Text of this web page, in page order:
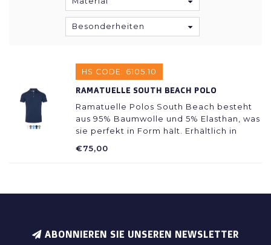
Besonderheiten
HS CODE: 6105.10
RAMATUELLE SOUTH BEACH POLO
Ramatuelle Polos South Beach besteht
aus 95% Baumwolle und 5% Elasthan, was
sie perfekt in Form hält. Erhältlich in
immer einen passenden Badeanzug gibt.
€75,00
ABONNIEREN SIE UNSEREN NEWSLETTER